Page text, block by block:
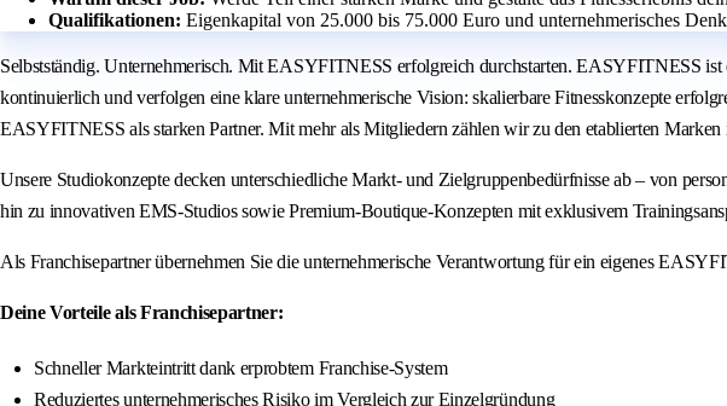
Qualifikationen: Eigenkapital von 25.000 bis 75.000 Euro und unternehmerisches
Selbstständig. Unternehmerisch. Mit EASYFITNESS erfolgreich durchstarten. EASYFITNESS
kontinuierlich und verfolgen eine klare unternehmerische Vision: skalierbare Fitnesskonzepte
EASYFITNESS als starken Partner. Mit mehr als Mitgliedern zählen wir zu den etablierten Marken
Unsere Studiokonzepte decken unterschiedliche Markt- und Zielgruppenbedürfnisse ab – von
hin zu innovativen EMS-Studios sowie Premium-Boutique-Konzepten mit exklusivem
Als Franchisepartner übernehmen Sie die unternehmerische Verantwortung für ein eigenes
Deine Vorteile als Franchisepartner:
Schneller Markteintritt dank erprobtem Franchise-System
Reduziertes unternehmerisches Risiko im Vergleich zur Einzelgründung